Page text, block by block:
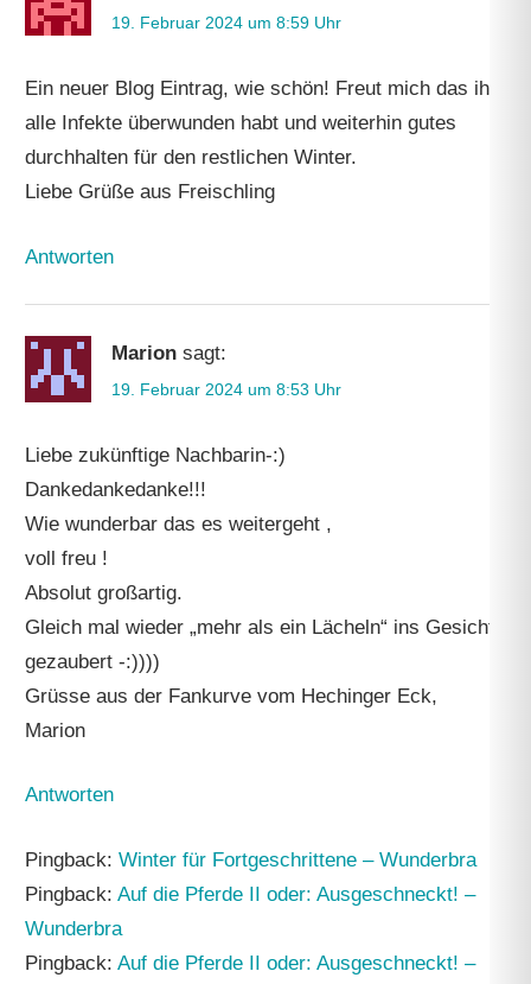
19. Februar 2024 um 8:59 Uhr
Ein neuer Blog Eintrag, wie schön! Freut mich das ihr
alle Infekte überwunden habt und weiterhin gutes
durchhalten für den restlichen Winter.
Liebe Grüße aus Freischling
Antworten
Marion sagt:
19. Februar 2024 um 8:53 Uhr
Liebe zukünftige Nachbarin-:)
Dankedankedanke!!!
Wie wunderbar das es weitergeht ,
voll freu !
Absolut großartig.
Gleich mal wieder „mehr als ein Lächeln“ ins Gesicht
gezaubert -:))))
Grüsse aus der Fankurve vom Hechinger Eck,
Marion
Antworten
Pingback:Winter für Fortgeschrittene – Wunderbra
Pingback:Auf die Pferde II oder: Ausgeschneckt! –
Wunderbra
Pingback:Auf die Pferde II oder: Ausgeschneckt! –